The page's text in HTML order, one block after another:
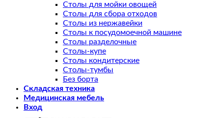
Столы для мойки овощей
Столы для сбора отходов
Столы из нержавейки
Столы к посудомоечной машине
Столы разделочные
Столы-купе
Столы кондитерские
Столы-тумбы
Без борта
Складская техника
Медицинская мебель
Вход